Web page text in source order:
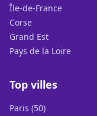
Île-de-France
Corse
Grand Est
Pays de la Loire
Top villes
Paris (50)